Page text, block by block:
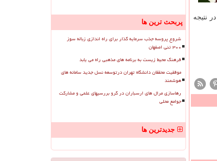
نتیجه
پربحث ترین ها
شروع پروسه جذب سرمایه گذار برای راه اندازی زباله سوز
۳۰۰ تنی اصفهان
فرهنگ محیط زیست به برنامه های مذهبی راه می یابد
موفقیت محققان دانشگاه تهران درتوسعه نسل جدید سامانه های
هوشمند
رهاسازی مرال های ارسباران در گرو بررسیهای علمی و مشارکت
جوامع محلی
جدیدترین ها